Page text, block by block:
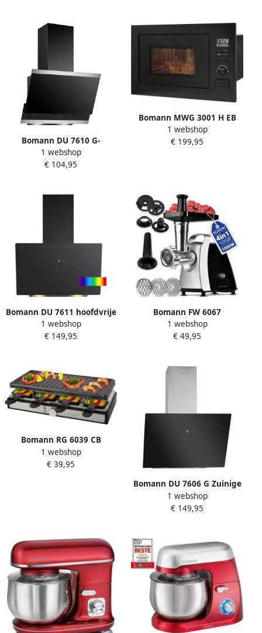
Bomann DU 7610 G-
Afzuigkap Glazen front
60cm 316m3 u
1 webshop
€ 104,95
Bomann MWG 3001 H EB
3in1 Inbouwmagnetron met
grill hete lucht magnetron
1 webshop
€ 199,95
Bomann DU 7611 hoofdvrije
afzuigkap 60cm mat zwart
glas 578 m³ u – A+ kleurrijke
1 webshop
€ 149,95
Bomann FW 6067
Vleesmolen- 1000W
1 webshop
€ 49,95
Bomann RG 6039 CB
Gourmetset 8 personen
-1400 W Zwart
1 webshop
€ 39,95
Bomann DU 7606 G Zuinige
en Stille Afzuigkap 60cm
A++ 480m3
1 webshop
€ 149,95